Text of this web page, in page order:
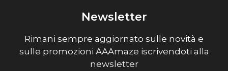
Newsletter
Rimani sempre aggiornato sulle novità e
sulle promozioni AAAmaze iscrivendoti alla
newsletter